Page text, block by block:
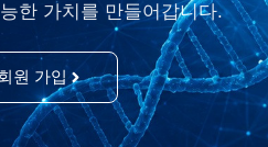
한 가치를 만들어갑니다.
원 가입